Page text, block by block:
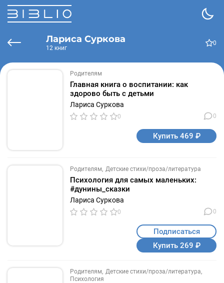
Лариса Суркова
12 книг
0
Родителям
Главная книга о воспитании: как
здорово быть с детьми
Лариса Суркова
0 0
Купить 469 ₽
Родителям Детские стихи/проза/литература
Психология для самых маленьких:
#дунины_сказки
Лариса Суркова
0 0
Подписаться
Купить 269 ₽
Родителям Детские стихи/проза/литература
Психология